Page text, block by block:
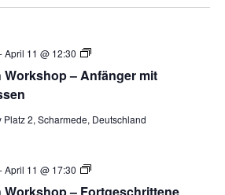
Workshop – Anfänger mit
-April 11 @ 12:30
Vertikaltuch
–
16
Jahre
Platz 2, Scharmede, Deutschland
-April 11 @ 17:30
Vertikaltuch